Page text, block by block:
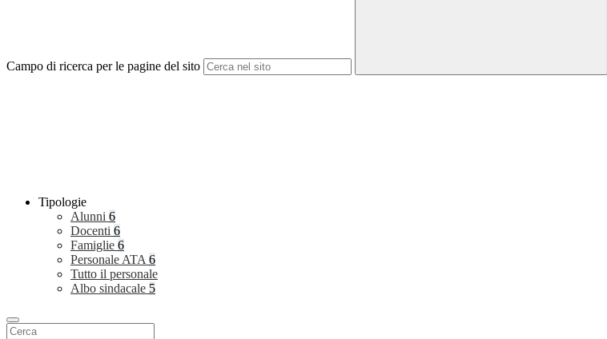
Campo di ricerca per le pagine del sito
Tipologie
Alunni 6
Docenti 6
Famiglie 6
Personale ATA 6
Tutto il personale
Albo sindacale 5